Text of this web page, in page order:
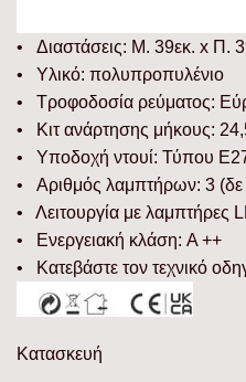
• Διαστάσεις: Μ. 39εκ. x Π.
• Υλικό: πολυπροπυλένιο
• Τροφοδοσία ρεύματος:
• Κιτ ανάρτησης μήκους:
• Υποδοχή ντουί: Τύπου
• Αριθμός λαμπτήρων: 3 (δε
• Λειτουργία με λαμπτήρες
• Ενεργειακή κλάση: A ++
• Κατεβάστε τον τεχνικό
Κατασκευή